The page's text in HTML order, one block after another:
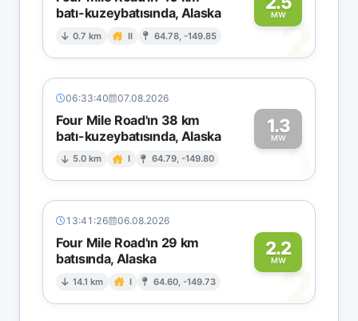
batı-kuzeybatısında, Alaska
0.7 km II 64.78, -149.85
MW2
06:33:40 07.08.2026
Four Mile Road'ın 38 km
batı-kuzeybatısında, Alaska
5.0 km I 64.79, -149.80
1.3
MW1
13:41:26 06.08.2026
Four Mile Road'ın 29 km
batısında, Alaska
14.1 km I 64.60, -149.73
2.2
MW
2